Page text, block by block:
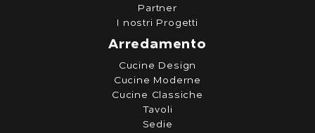
Partner
I nostri Progetti
Arredamento
Cucine Design
Cucine Moderne
Cucine Classiche
Tavoli
Sedie